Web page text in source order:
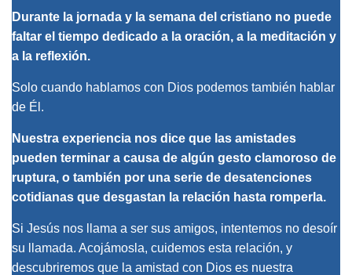
Durante la jornada y la semana del cristiano no puede
faltar el tiempo dedicado a la oración, a la meditación y
a la reflexión.
Solo cuando hablamos con Dios podemos también hablar
de Él.
Nuestra experiencia nos dice que las amistades
pueden terminar a causa de algún gesto clamoroso de
ruptura, o también por una serie de desatenciones
cotidianas que desgastan la relación hasta romperla.
Si Jesús nos llama a ser sus amigos, intentemos no desoír
su llamada. Acojámosla, cuidemos esta relación, y
descubriremos que la amistad con Dios es nuestra